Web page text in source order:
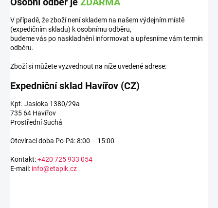
V případě, že zboží není skladem na našem výdejním místě
(expedičním skladu) k osobnímu odběru,
budeme vás po naskladnění informovat a upřesníme vám termín
odběru.
Zboží si můžete vyzvednout na níže uvedené adrese:
Expedniční sklad Havířov (CZ)
Kpt. Jasioka 1380/29a
735 64 Havířov
Prostřední Suchá
Otevírací doba Po-Pá: 8:00 – 15:00
Kontakt:+420 725 933 054
E-mail: info@etapik.cz